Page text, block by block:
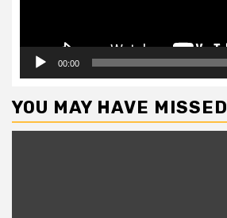
00:00
YOU MAY HAVE MISSED